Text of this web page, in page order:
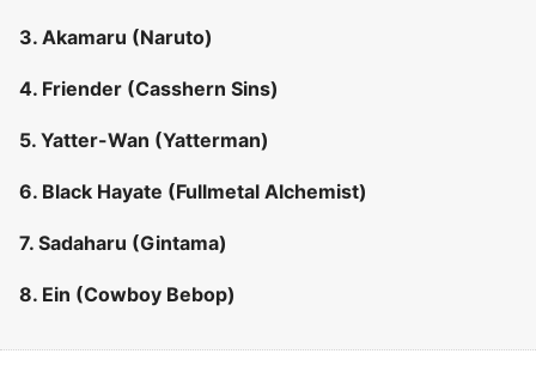
3. Akamaru (Naruto)
4. Friender (Casshern Sins)
5. Yatter-Wan (Yatterman)
6. Black Hayate (Fullmetal Alchemist)
7. Sadaharu (Gintama)
8. Ein (Cowboy Bebop)